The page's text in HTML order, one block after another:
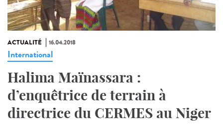
ACTUALITÉ 16.04.2018
International
Halima Maïnassara :
d’enquêtrice de terrain à
directrice du CERMES au Niger